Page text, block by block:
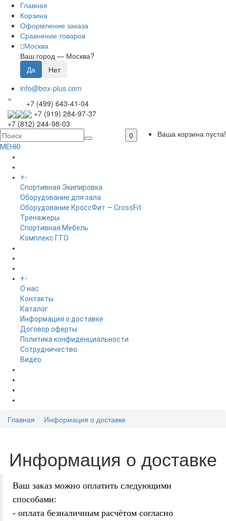
Главная
Корзина
Оформление заказа
Сравнение товаров
Москва
Ваш город — Москва?
info@box-plus.com
+7 (499) 643-41-04
+7 (919) 284-97-37
+7 (812) 244-98-03
0
Ваша корзина пуста!
МЕНЮ
+-
Спортивная Экипировка
Оборудование для зала
Оборудование КроссФит — CrossFit
Тренажеры
Спортивная Мебель
Комплекс ГТО
+-
O нас
Контакты
Каталог
Информация о доставке
Договор оферты
Политика конфиденциальности
Сотрудничество
Видео
Главная Информация о доставке
Информация о доставке
Ваш заказ можно оплатить следующими
способами:
- оплата безналичным расчётом согласно